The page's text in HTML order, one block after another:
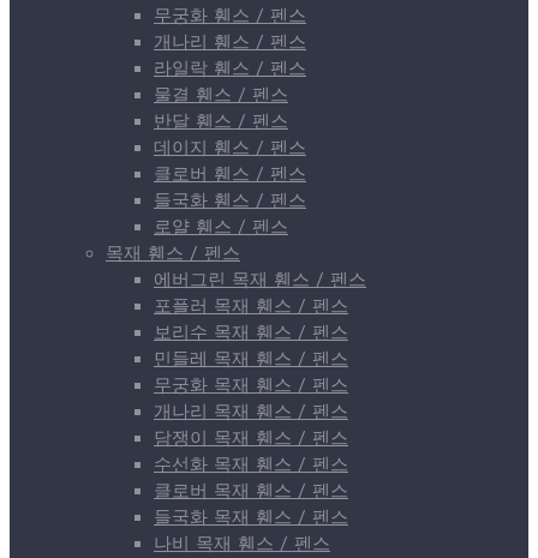
무궁화 휀스 / 펜스
개나리 휀스 / 펜스
라일락 휀스 / 펜스
물결 휀스 / 펜스
반달 휀스 / 펜스
데이지 휀스 / 펜스
클로버 휀스 / 펜스
들국화 휀스 / 펜스
로얄 휀스 / 펜스
목재 휀스 / 펜스
에버그린 목재 휀스 / 펜스
포플러 목재 휀스 / 펜스
보리수 목재 휀스 / 펜스
민들레 목재 휀스 / 펜스
무궁화 목재 휀스 / 펜스
개나리 목재 휀스 / 펜스
담쟁이 목재 휀스 / 펜스
수선화 목재 휀스 / 펜스
클로버 목재 휀스 / 펜스
들국화 목재 휀스 / 펜스
나비 목재 휀스 / 펜스